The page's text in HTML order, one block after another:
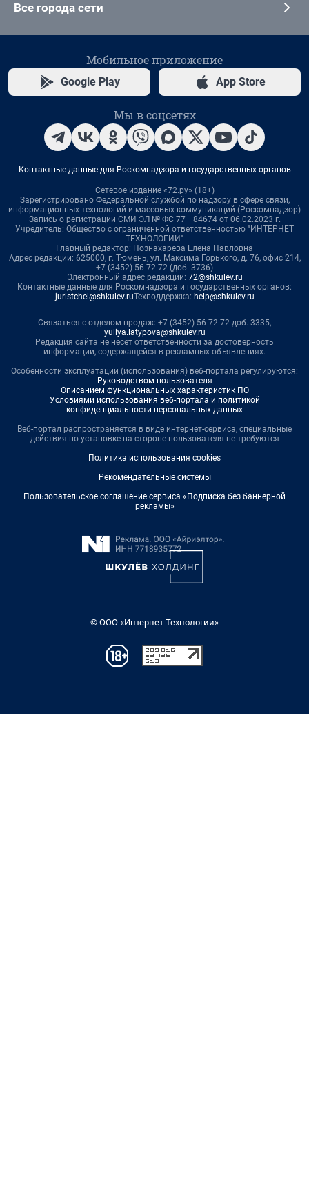
Все города сети
Мобильное приложение
Google Play App Store
Мы в соцсетях
Контактные данные для Роскомнадзора и государственных органов
Сетевое издание «72.ру» (18+)
Зарегистрировано Федеральной службой по надзору в сфере связи,
информационных технологий и массовых коммуникаций (Роскомнадзор)
Запись о регистрации СМИ ЭЛ № ФС 77– 84674 от 06.02.2023 г.
Учредитель: Общество с ограниченной ответственностью "ИНТЕРНЕТ
ТЕХНОЛОГИИ"
Главный редактор: Познахарева Елена Павловна
Адрес редакции: 625000, г. Тюмень, ул. Максима Горького, д. 76, офис 214,
+7 (3452) 56-72-72 (доб. 3736)
Электронный адрес редакции: 72@shkulev.ru
Контактные данные для Роскомнадзора и государственных органов:
juristchel@shkulev.ruТехподдержка: help@shkulev.ru
Связаться с отделом продаж: +7 (3452) 56-72-72 доб. 3335,
yuliya.latypova@shkulev.ru
Редакция сайта не несет ответственности за достоверность
информации, содержащейся в рекламных объявлениях.
Особенности эксплуатации (использования) веб-портала регулируются:
Руководством пользователя
Описанием функциональных характеристик ПО
Условиями использования веб-портала и политикой
конфиденциальности персональных данных
Веб-портал распространяется в виде интернет-сервиса, специальные
действия по установке на стороне пользователя не требуются
Политика использования cookies
Рекомендательные системы
Пользовательское соглашение сервиса «Подписка без баннерной
рекламы»
© ООО «Интернет Технологии»